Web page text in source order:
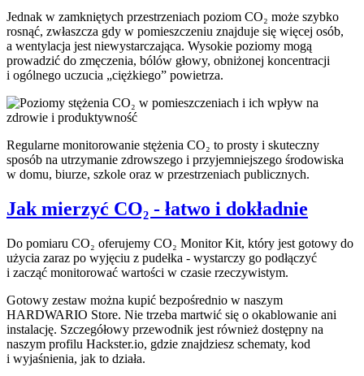
Jednak w zamkniętych przestrzeniach poziom CO₂ może szybko
rosnąć, zwłaszcza gdy w pomieszczeniu znajduje się więcej osób,
a wentylacja jest niewystarczająca. Wysokie poziomy mogą
prowadzić do zmęczenia, bólów głowy, obniżonej koncentracji
i ogólnego uczucia „ciężkiego” powietrza.
Regularne monitorowanie stężenia CO₂ to prosty i skuteczny
sposób na utrzymanie zdrowszego i przyjemniejszego środowiska
w domu, biurze, szkole oraz w przestrzeniach publicznych.
Jak mierzyć CO₂ - łatwo i dokładnie
Do pomiaru CO₂ oferujemy CO₂ Monitor Kit, który jest gotowy do
użycia zaraz po wyjęciu z pudełka - wystarczy go podłączyć
i zacząć monitorować wartości w czasie rzeczywistym.
Gotowy zestaw można kupić bezpośrednio w naszym
HARDWARIO Store. Nie trzeba martwić się o okablowanie ani
instalację. Szczegółowy przewodnik jest również dostępny na
naszym profilu Hackster.io, gdzie znajdziesz schematy, kod
i wyjaśnienia, jak to działa.